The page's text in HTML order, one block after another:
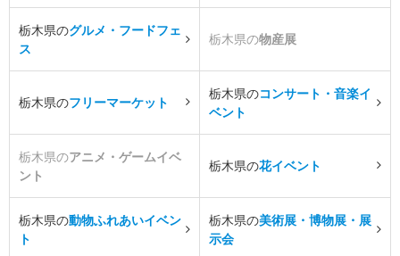
栃木県のグルメ・フードフェ
ス
栃木県の物産展
栃木県のフリーマーケット
栃木県のコンサート・音楽イ
ベント
栃木県のアニメ・ゲームイベ
ント
栃木県の花イベント
栃木県の動物ふれあいイベン
ト
栃木県の美術展・博物展・展
示会